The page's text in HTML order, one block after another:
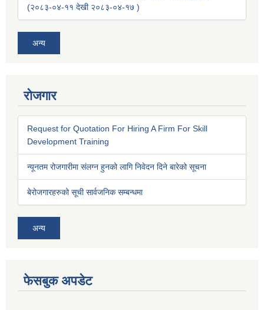
(२०८३-०४-११ देखी २०८३-०४-१७ )
अन्य
रोजगार
Request for Quotation For Hiring A Firm For Skill
Development Training
न्यूनतम रोजगारीमा संलग्न हुनको लागि निवेदन दिने बारेको सूचना
बेरोजगारहरुको सूची सार्वजनिक सम्बन्धमा
अन्य
फेसबुक अपडेट